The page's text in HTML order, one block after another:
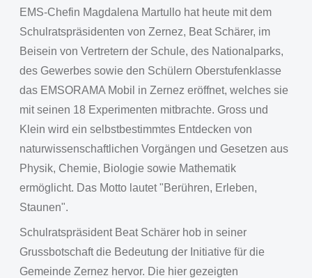
EMS-Chefin Magdalena Martullo hat heute mit dem
Schulratspräsidenten von Zernez, Beat Schärer, im
Beisein von Vertretern der Schule, des Nationalparks,
des Gewerbes sowie den Schülern Oberstufenklasse
das EMSORAMA Mobil in Zernez eröffnet, welches sie
mit seinen 18 Experimenten mitbrachte. Gross und
Klein wird ein selbstbestimmtes Entdecken von
naturwissenschaftlichen Vorgängen und Gesetzen aus
Physik, Chemie, Biologie sowie Mathematik
ermöglicht. Das Motto lautet "Berühren, Erleben,
Staunen".
Schulratspräsident Beat Schärer hob in seiner
Grussbotschaft die Bedeutung der Initiative für die
Gemeinde Zernez hervor. Die hier gezeigten